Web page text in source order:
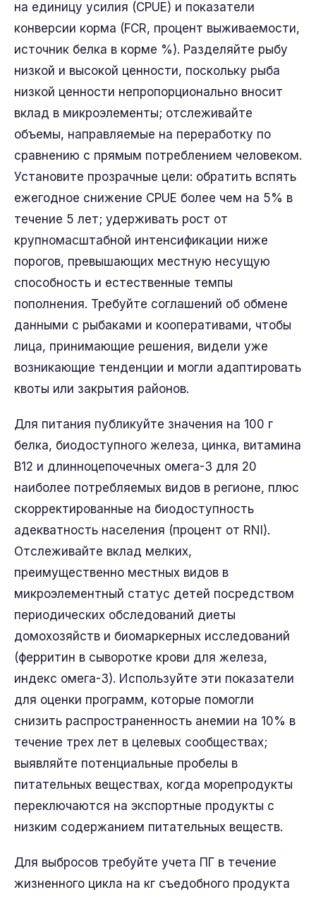
на единицу усилия (CPUE) и показатели
конверсии корма (FCR, процент выживаемости,
источник белка в корме %). Разделяйте рыбу
низкой и высокой ценности, поскольку рыба
низкой ценности непропорционально вносит
вклад в микроэлементы; отслеживайте
объемы, направляемые на переработку по
сравнению с прямым потреблением человеком.
Установите прозрачные цели: обратить вспять
ежегодное снижение CPUE более чем на 5% в
течение 5 лет; удерживать рост от
крупномасштабной интенсификации ниже
порогов, превышающих местную несущую
способность и естественные темпы
пополнения. Требуйте соглашений об обмене
данными с рыбаками и кооперативами, чтобы
лица, принимающие решения, видели уже
возникающие тенденции и могли адаптировать
квоты или закрытия районов.
Для питания публикуйте значения на 100 г
белка, биодоступного железа, цинка, витамина
B12 и длинноцепочечных омега-3 для 20
наиболее потребляемых видов в регионе, плюс
скорректированные на биодоступность
адекватность населения (процент от RNI).
Отслеживайте вклад мелких,
преимущественно местных видов в
микроэлементный статус детей посредством
периодических обследований диеты
домохозяйств и биомаркерных исследований
(ферритин в сыворотке крови для железа,
индекс омега-3). Используйте эти показатели
для оценки программ, которые помогли
снизить распространенность анемии на 10% в
течение трех лет в целевых сообществах;
выявляйте потенциальные пробелы в
питательных веществах, когда морепродукты
переключаются на экспортные продукты с
низким содержанием питательных веществ.
Для выбросов требуйте учета ПГ в течение
жизненного цикла на кг съедобного продукта